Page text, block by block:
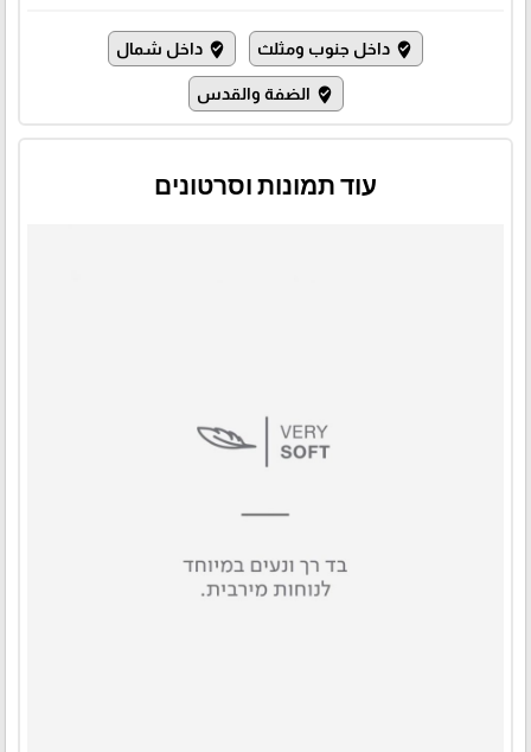
where_to_vote داخل جنوب ومثلث where_to_vote داخل شمال
where_to_vote الضفة والقدس
עוד תמונות וסרטונים